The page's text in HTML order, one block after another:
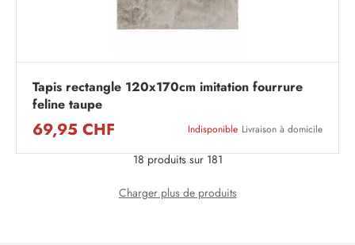
Tapis rectangle 120x170cm imitation fourrure
feline taupe
69,95 CHF Indisponible Livraison à domicile
18 produits sur 181
Charger plus de produits